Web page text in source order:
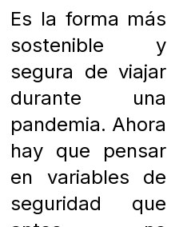
Es la forma más
sostenible y
segura de viajar
durante una
pandemia. Ahora
hay que pensar
en variables de
seguridad que